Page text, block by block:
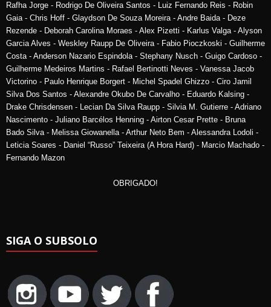
Rafha Jorge - Rodrigo De Oliveira Santos - Luiz Fernando Reis - Robin
Gaia - Chris Hoff - Glaydson De Souza Moreira - Andre Baida - Deze
Rezende - Deborah Carolina Moraes - Alex Pizetti - Karlus Valga - Alyson
Garcia Alves - Weskley Raupp De Oliveira - Fabio Pioczkoski - Guilherme
Costa - Anderson Nazario Espindola - Stephany Nusch - Guigo Cardoso -
Guilherme Medeiros Martins - Rafael Bertinotti Neves - Vanessa Jacob
Victorino - Paulo Henrique Borgert - Michel Spadel Ghizzo - Ciro Jamil
Silva Dos Santos - Alexandre Okubo De Carvalho - Eduardo Kalsing -
Drake Chrisdensen - Lecian Da Silva Raupp - Silvia M. Gutierre - Adriano
Nascimento - Juliano Barcélos Henning - Airton Cesar Prette - Bruna
Bado Silva - Melissa Giowanella - Arthur Neto Bem - Alessandra Lodoli -
Leticia Soares - Daniel “Russo” Teixeira (A Hora Hard) - Marcio Machado -
Fernando Mazon
OBRIGADO!
SIGA O SUBSOLO